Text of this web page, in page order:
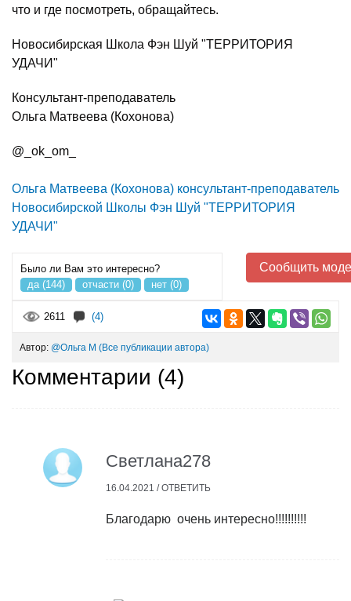
что и где посмотреть, обращайтесь.
Новосибирская Школа Фэн Шуй "ТЕРРИТОРИЯ
УДАЧИ"
Консультант-преподаватель
Ольга Матвеева (Кохонова)
@_ok_om_
Ольга Матвеева (Кохонова) консультант-преподаватель
Новосибирской Школы Фэн Шуй "ТЕРРИТОРИЯ
УДАЧИ"
Было ли Вам это интересно?
да (144)
отчасти (0) нет (0)
Сообщить
2611 (4)
Автор: @Ольга М (Все публикации автора)
Комментарии (4)
Cветлана278
16.04.2021 /ОТВЕТИТЬ
Благодарю очень интересно!!!!!!!!!!